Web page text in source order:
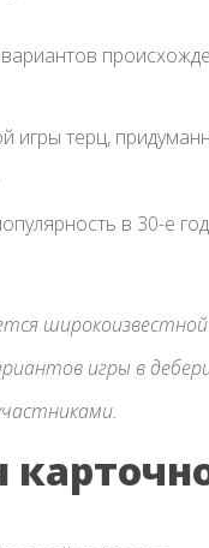
игры терц,
в 30-е
игры в